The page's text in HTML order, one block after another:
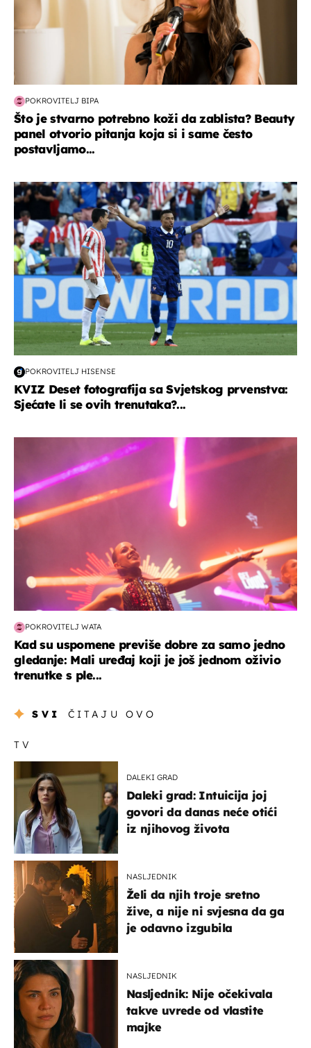
POKROVITELJ BIPA
Što je stvarno potrebno koži da zablista? Beauty
panel otvorio pitanja koja si i same često
postavljamo...
svjetsko prvenstvo 2026
POKROVITELJ HISENSE
KVIZ Deset fotografija sa Svjetskog prvenstva:
Sjećate li se ovih trenutaka?...
POKROVITELJ WATA
Kad su uspomene previše dobre za samo jedno
gledanje: Mali uređaj koji je još jednom oživio
trenutke s ple...
SVI ČITAJU OVO
TV
DALEKI GRAD
Daleki grad: Intuicija joj
govori da danas neće otići
iz njihovog života
NASLJEDNIK
Želi da njih troje sretno
žive, a nije ni svjesna da ga
je odavno izgubila
NASLJEDNIK
Nasljednik: Nije očekivala
takve uvrede od vlastite
majke